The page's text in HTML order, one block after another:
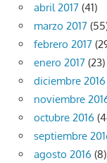
abril 2017 (41)
marzo 2017
febrero 2017
enero 2017 (23)
diciembre 2016
noviembre
octubre 2016
septiembre
agosto 2016 (8)